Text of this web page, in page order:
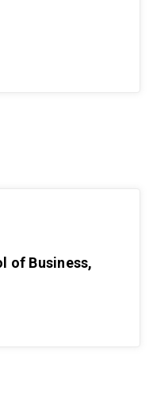
of Business,